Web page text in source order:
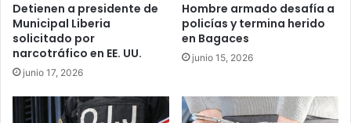
Detienen a presidente de
Municipal Liberia
solicitado por
narcotráfico en EE. UU.
junio 17, 2026
Hombre armado desafía a
policías y termina herido
en Bagaces
junio 15, 2026